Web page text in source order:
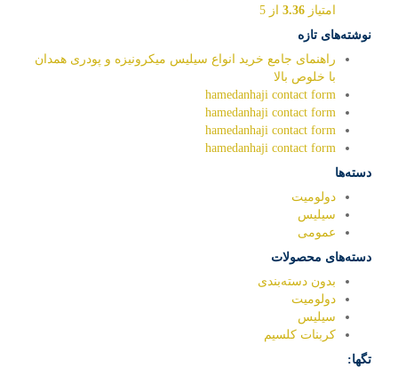
امتیاز3.36از 5
نوشته‌های تازه
راهنمای جامع خرید انواع سیلیس میکرونیزه و پودری همدان
با خلوص بالا
hamedanhaji contact form
hamedanhaji contact form
hamedanhaji contact form
hamedanhaji contact form
دسته‌ها
دولومیت
سیلیس
عمومی
دسته‌های محصولات
بدون دسته‌بندی
دولومیت
سیلیس
کربنات کلسیم
تگها: